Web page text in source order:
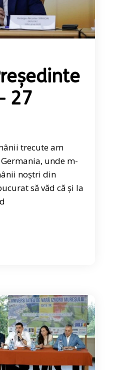
27
trecute am
unde m-
noștri din
să văd că și la